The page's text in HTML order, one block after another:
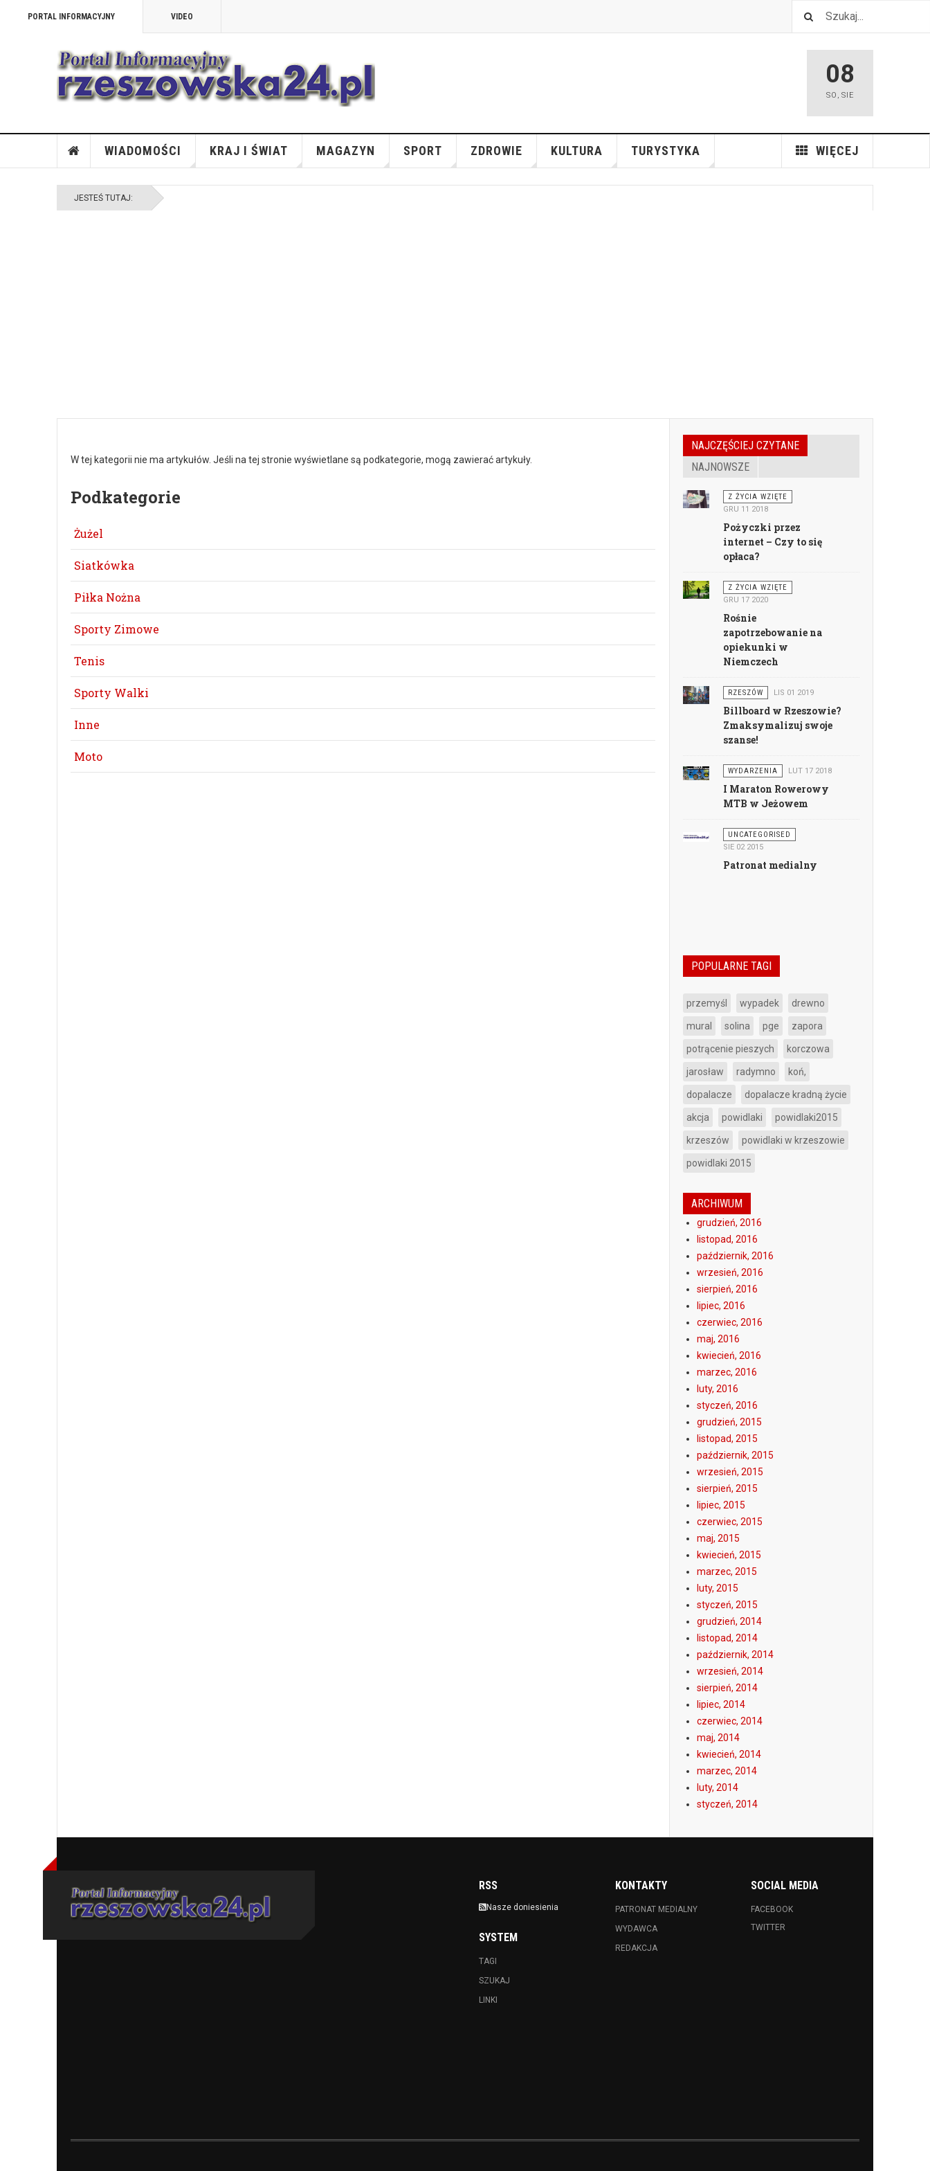
PORTAL INFORMACYJNY VIDEO
08
SO , SIE
WIADOMOŚCI KRAJ I ŚWIAT MAGAZYN SPORT ZDROWIE KULTURA TURYSTYKA WIĘCEJ
JESTEŚ TUTAJ:
W tej kategorii nie ma artykułów. Jeśli na tej stronie wyświetlane są podkategorie, mogą zawierać artykuły.
Podkategorie
Żużel
Siatkówka
Piłka Nożna
Sporty Zimowe
Tenis
Sporty Walki
Inne
Moto
NAJCZĘŚCIEJ CZYTANE
NAJNOWSZE
Z ŻYCIA WZIĘTE
GRU 11 2018
Pożyczki przez
internet – Czy to się
opłaca?
Z ŻYCIA WZIĘTE
GRU 17 2020
Rośnie
zapotrzebowanie na
opiekunki w
Niemczech
RZESZÓW LIS 01 2019
Billboard w Rzeszowie?
Zmaksymalizuj swoje
szanse!
WYDARZENIA LUT 17 2018
I Maraton Rowerowy
MTB w Jeżowem
UNCATEGORISED
SIE 02 2015
Patronat medialny
POPULARNE TAGI
przemyśl wypadek drewno
mural solina pge zapora
potrącenie pieszych korczowa
jarosław radymno koń,
dopalacze dopalacze kradną życie
akcja powidlaki powidlaki2015
krzeszów powidlaki w krzeszowie
powidlaki 2015
ARCHIWUM
grudzień, 2016
listopad, 2016
październik, 2016
wrzesień, 2016
sierpień, 2016
lipiec, 2016
czerwiec, 2016
maj, 2016
kwiecień, 2016
marzec, 2016
luty, 2016
styczeń, 2016
grudzień, 2015
listopad, 2015
październik, 2015
wrzesień, 2015
sierpień, 2015
lipiec, 2015
czerwiec, 2015
maj, 2015
kwiecień, 2015
marzec, 2015
luty, 2015
styczeń, 2015
grudzień, 2014
listopad, 2014
październik, 2014
wrzesień, 2014
sierpień, 2014
lipiec, 2014
czerwiec, 2014
maj, 2014
kwiecień, 2014
marzec, 2014
luty, 2014
styczeń, 2014
RSS
Nasze doniesienia
SYSTEM
TAGI
SZUKAJ
LINKI
KONTAKTY
PATRONAT MEDIALNY
WYDAWCA
REDAKCJA
SOCIAL MEDIA
FACEBOOK
TWITTER